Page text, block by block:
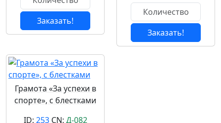
Заказать!
Заказать!
Грамота «За успехи в
спорте», с блестками
ID: 253CN: Д-082